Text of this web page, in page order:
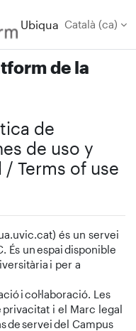
Ubiqua Català ‎(ca)‎
de la
de
de uso y
Terms of use
és un servei
És un espai disponible
i per a
i col·laboració. Les
i el Marc legal
de servei del Campus